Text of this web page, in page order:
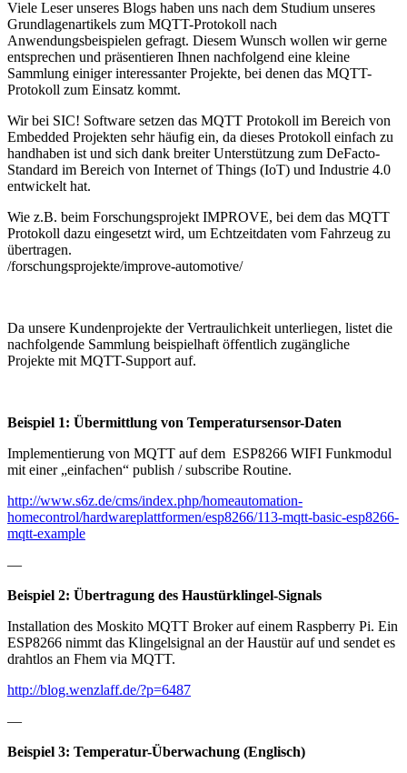
Viele Leser unseres Blogs haben uns nach dem Studium unseres
Grundlagenartikels zum MQTT-Protokoll nach
Anwendungsbeispielen gefragt. Diesem Wunsch wollen wir gerne
entsprechen und präsentieren Ihnen nachfolgend eine kleine
Sammlung einiger interessanter Projekte, bei denen das MQTT-
Protokoll zum Einsatz kommt.
Wir bei SIC! Software setzen das MQTT Protokoll im Bereich von
Embedded Projekten sehr häufig ein, da dieses Protokoll einfach zu
handhaben ist und sich dank breiter Unterstützung zum DeFacto-
Standard im Bereich von Internet of Things (IoT) und Industrie 4.0
entwickelt hat.
Wie z.B. beim Forschungsprojekt IMPROVE, bei dem das MQTT
Protokoll dazu eingesetzt wird, um Echtzeitdaten vom Fahrzeug zu
übertragen.
/forschungsprojekte/improve-automotive/
Da unsere Kundenprojekte der Vertraulichkeit unterliegen, listet die
nachfolgende Sammlung beispielhaft öffentlich zugängliche
Projekte mit MQTT-Support auf.
Beispiel 1: Übermittlung von Temperatursensor-Daten
Implementierung von MQTT auf dem ESP8266 WIFI Funkmodul
mit einer „einfachen“ publish / subscribe Routine.
http://www.s6z.de/cms/index.php/homeautomation-
homecontrol/hardwareplattformen/esp8266/113-mqtt-basic-esp8266-
mqtt-example
—
Beispiel 2: Übertragung des Haustürklingel-Signals
Installation des Moskito MQTT Broker auf einem Raspberry Pi. Ein
ESP8266 nimmt das Klingelsignal an der Haustür auf und sendet es
drahtlos an Fhem via MQTT.
http://blog.wenzlaff.de/?p=6487
—
Beispiel 3: Temperatur-Überwachung (Englisch)